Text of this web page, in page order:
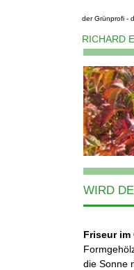
der Grünprofi -
RICHARD
WIRD
Friseur im
die Sonne